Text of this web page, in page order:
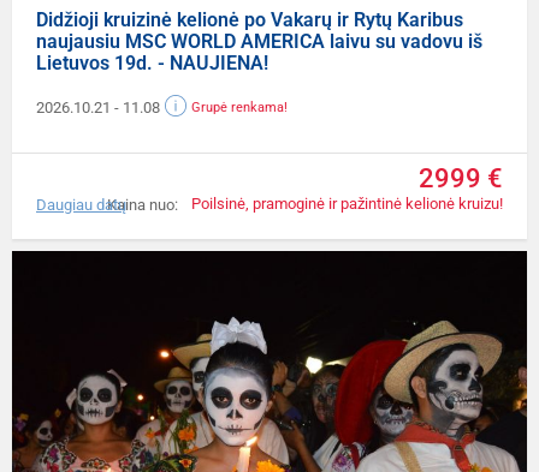
Didžioji kruizinė kelionė po Vakarų ir Rytų Karibus
naujausiu MSC WORLD AMERICA laivu su vadovu iš
Lietuvos 19d. - NAUJIENA!
2026.10.21 - 11.08 Grupė renkama!
Kaina nuo:
2999 €
Poilsinė, pramoginė ir pažintinė kelionė kruizu!
Daugiau datų